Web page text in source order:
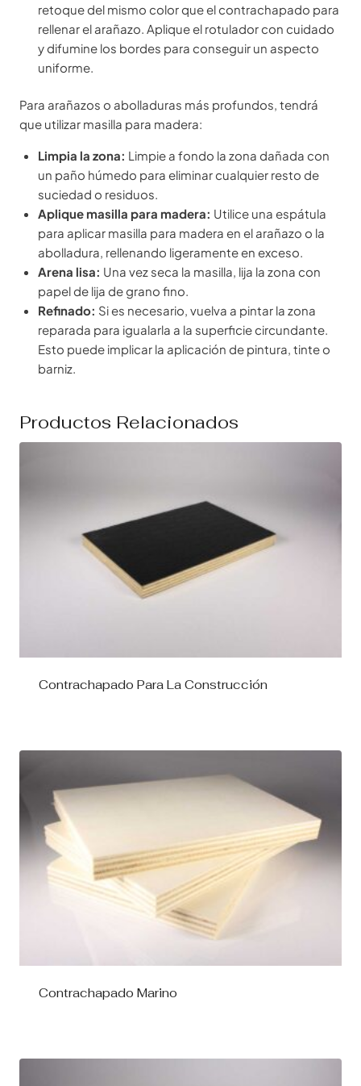
retoque del mismo color que el contrachapado para
rellenar el arañazo. Aplique el rotulador con cuidado
y difumine los bordes para conseguir un aspecto
uniforme.
Para arañazos o abolladuras más profundos, tendrá
que utilizar masilla para madera:
Limpia la zona: Limpie a fondo la zona dañada con
un paño húmedo para eliminar cualquier resto de
suciedad o residuos.
Aplique masilla para madera: Utilice una espátula
para aplicar masilla para madera en el arañazo o la
abolladura, rellenando ligeramente en exceso.
Arena lisa: Una vez seca la masilla, lija la zona con
papel de lija de grano fino.
Refinado: Si es necesario, vuelva a pintar la zona
reparada para igualarla a la superficie circundante.
Esto puede implicar la aplicación de pintura, tinte o
barniz.
Productos Relacionados
Contrachapado Para La Construcción
Contrachapado Marino